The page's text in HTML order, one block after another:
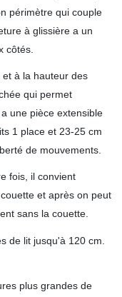
périmètre qui couple
à glissière a un
côtés.
et à la hauteur des
qui permet
une pièce extensible
1 place et 23-25 cm
de mouvements.
fois, il convient
et après on peut
sans la couette.
de lit jusqu'à 120 cm.
plus grandes de